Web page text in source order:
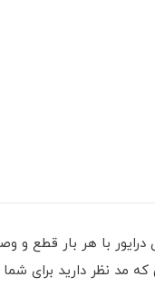
باشد ای درایور با هر بار
مد نظر دارید برای